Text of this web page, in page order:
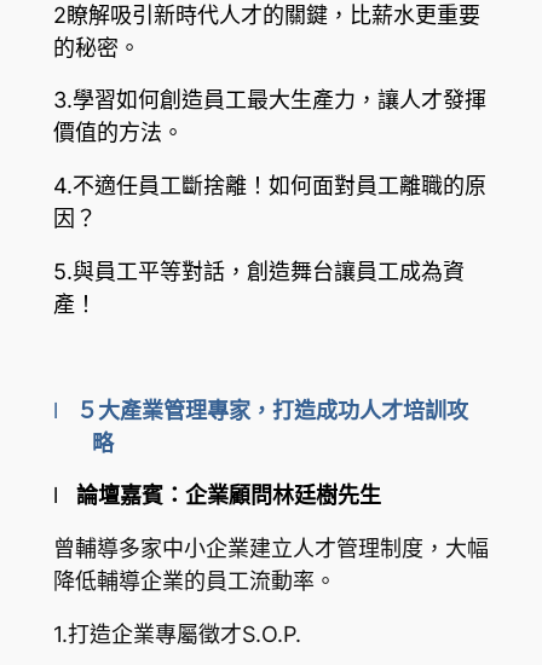
2瞭解吸引新時代人才的關鍵，比薪水更重要
的秘密。
3.學習如何創造員工最大生產力，讓人才發揮
價值的方法。
4.不適任員工斷捨離！如何面對員工離職的原
因？
5.與員工平等對話，創造舞台讓員工成為資
產！
l
５大產業管理專家，打造成功人才培訓攻
略
l 論壇嘉賓：企業顧問林廷樹先生
曾輔導多家中小企業建立人才管理制度，大幅
降低輔導企業的員工流動率。
1.打造企業專屬徵才S.O.P.